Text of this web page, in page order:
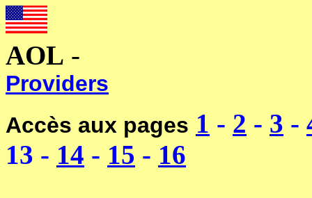
AOL -
Providers
Accès aux pages 1 - 2 - 3 -
13 - 14 - 15 - 16